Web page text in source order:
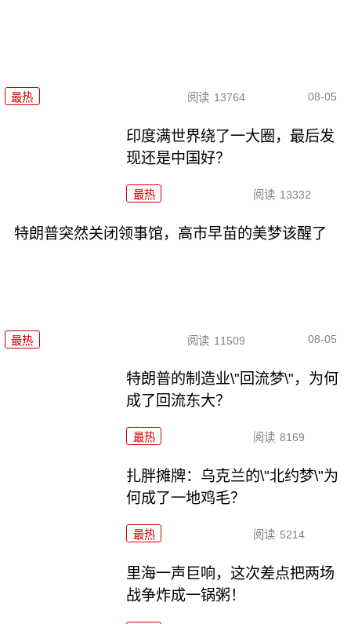
最热 阅读 13764 08-05
印度满世界绕了一大圈，最后发
现还是中国好？
最热 阅读 13332
特朗普突然关闭领事馆，高市早苗的美梦该醒了
最热 阅读 11509 08-05
特朗普的制造业\"回流梦\"，为何
成了回流东大？
最热 阅读 8169
扎胖摊牌：乌克兰的\"北约梦\"为
何成了一地鸡毛？
最热 阅读 5214
里海一声巨响，这次差点把两场
战争炸成一锅粥！